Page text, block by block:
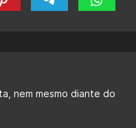
nem mesmo diante do